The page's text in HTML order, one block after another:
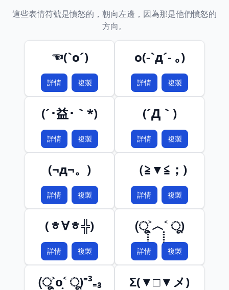
這些表情符號是憤怒的，朝向左邊，因為那是他們憤怒的
方向。
☜(`o´)
詳情 複製
o(-`д´- ｡)
詳情 複製
(´･益･｀*)
詳情 複製
(´Д｀)
詳情 複製
(¬д¬。)
詳情 複製
（≧▼≦；)
詳情 複製
(ᇂ∀ᇂ╬)
詳情 複製
(ू˃̣̣̣̣̣̣︿˂̣̣̣̣̣̣ ू)
詳情 複製
(ू˃̣̣̣̣̣̣o˂̣̣̣̣̣̣ ू)⁼³₌₃ Σ(▼□▼メ)